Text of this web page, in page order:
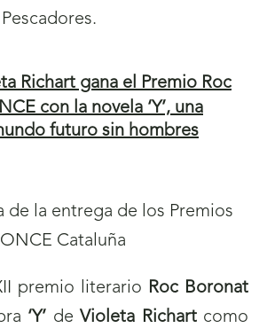
n
i
r
á
a
v
Richart gana el Premio Roc
con la novela ‘Y’, una
futuro sin hombres
premio literario Roc Boronat
‘Y’ de Violeta Richartcomo